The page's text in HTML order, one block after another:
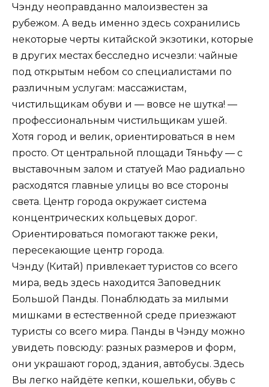
Чэнду неоправданно малоизвестен за
рубежом. А ведь именно здесь сохранились
некоторые черты китайской экзотики, которые
в других местах бесследно исчезли: чайные
под открытым небом со специалистами по
различным услугам: массажистам,
чистильщикам обуви и — вовсе не шутка! —
профессиональным чистильщикам ушей.
Хотя город и велик, ориентироваться в нем
просто. От центральной площади Тяньфу — с
выставочным залом и статуей Мао радиально
расходятся главные улицы во все стороны
света. Центр города окружает система
концентрических кольцевых дорог.
Ориентироваться помогают также реки,
пересекающие центр города.
Чэнду (Китай) привлекает туристов со всего
мира, ведь здесь находится Заповедник
Большой Панды. Понаблюдать за милыми
мишками в естественной среде приезжают
туристы со всего мира. Панды в Чэнду можно
увидеть повсюду: разных размеров и форм,
они украшают город, здания, автобусы. Здесь
Вы легко найдёте кепки, кошельки, обувь с